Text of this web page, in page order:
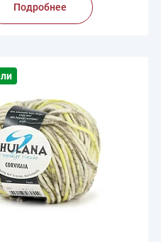
Подробнее